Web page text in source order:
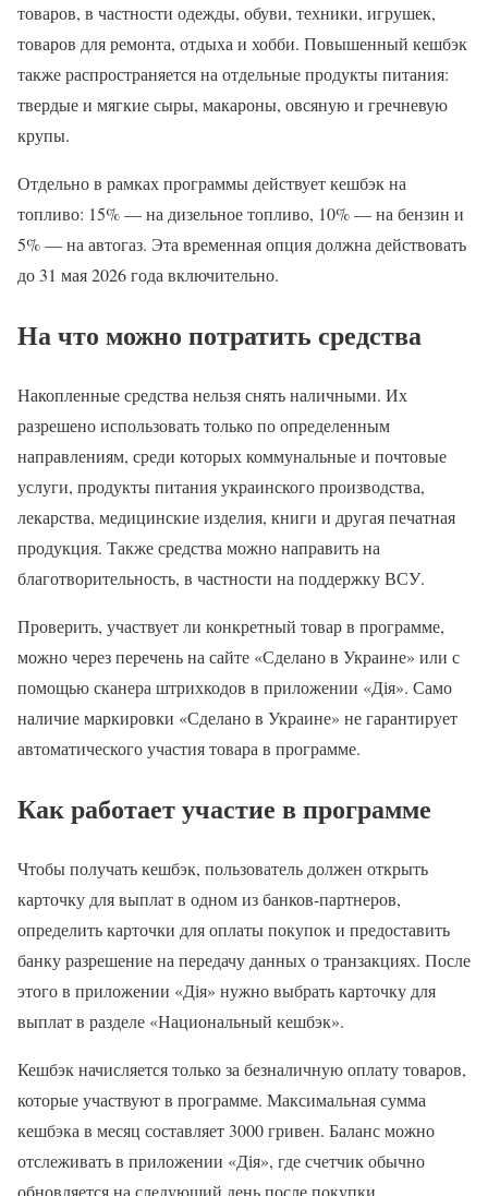
товаров, в частности одежды, обуви, техники, игрушек,
товаров для ремонта, отдыха и хобби. Повышенный кешбэк
также распространяется на отдельные продукты питания:
твердые и мягкие сыры, макароны, овсяную и гречневую
крупы.
Отдельно в рамках программы действует кешбэк на
топливо: 15% — на дизельное топливо, 10% — на бензин и
5% — на автогаз. Эта временная опция должна действовать
до 31 мая 2026 года включительно.
На что можно потратить средства
Накопленные средства нельзя снять наличными. Их
разрешено использовать только по определенным
направлениям, среди которых коммунальные и почтовые
услуги, продукты питания украинского производства,
лекарства, медицинские изделия, книги и другая печатная
продукция. Также средства можно направить на
благотворительность, в частности на поддержку ВСУ.
Проверить, участвует ли конкретный товар в программе,
можно через перечень на сайте «Сделано в Украине» или с
помощью сканера штрихкодов в приложении «Дія». Само
наличие маркировки «Сделано в Украине» не гарантирует
автоматического участия товара в программе.
Как работает участие в программе
Чтобы получать кешбэк, пользователь должен открыть
карточку для выплат в одном из банков-партнеров,
определить карточки для оплаты покупок и предоставить
банку разрешение на передачу данных о транзакциях. После
этого в приложении «Дія» нужно выбрать карточку для
выплат в разделе «Национальный кешбэк».
Кешбэк начисляется только за безналичную оплату товаров,
которые участвуют в программе. Максимальная сумма
кешбэка в месяц составляет 3000 гривен. Баланс можно
отслеживать в приложении «Дія», где счетчик обычно
обновляется на следующий день после покупки.